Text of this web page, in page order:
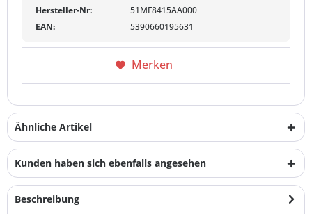
Hersteller-Nr:
51MF8415AA000
EAN:
5390660195631
Merken
Ähnliche Artikel
Kunden haben sich ebenfalls angesehen
Beschreibung